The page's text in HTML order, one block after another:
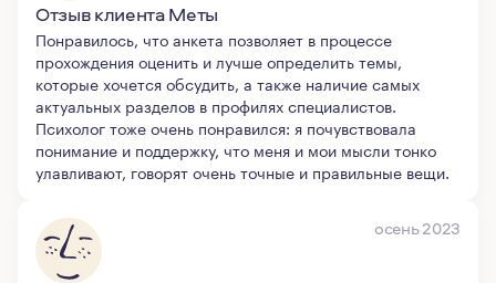
Отзыв клиента Меты
Понравилось, что анкета позволяет в процессе
прохождения оценить и лучше определить темы,
которые хочется обсудить, а также наличие самых
актуальных разделов в профилях специалистов.
Психолог тоже очень понравился: я почувствовала
понимание и поддержку, что меня и мои мысли тонко
улавливают, говорят очень точные и правильные вещи.
осень 2023